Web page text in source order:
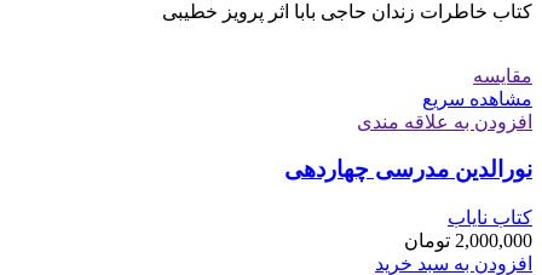
کتاب خاطرات زندان حاجی بابا اثر پرویز خطیبی
مقایسه
مشاهده سریع
افزودن به علاقه مندی
نورالدین مدرسی چهاردهی
کتاب نایاب
2,000,000 تومان
افزودن به سبد خرید